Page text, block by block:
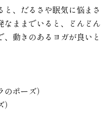
、だるさや眠気に悩まさ
なままでいると、どんどん
動きのあるヨガが良いと
ポーズ）